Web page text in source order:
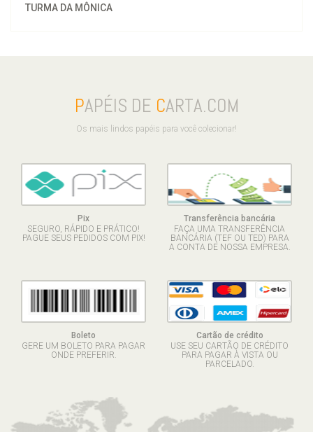
TURMA DA MÔNICA
PAPÉIS DE CARTA.COM
Os mais lindos papéis para você colecionar!
Pix
SEGURO, RÁPIDO E PRÁTICO!
PAGUE SEUS PEDIDOS COM PIX!
Transferência bancária
FAÇA UMA TRANSFERÊNCIA
BANCÁRIA (TEF OU TED) PARA
A CONTA DE NOSSA EMPRESA.
Boleto
GERE UM BOLETO PARA PAGAR
ONDE PREFERIR.
Cartão de crédito
USE SEU CARTÃO DE CRÉDITO
PARA PAGAR À VISTA OU
PARCELADO.